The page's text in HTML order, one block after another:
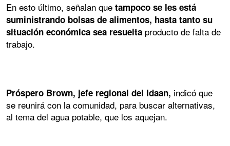
En esto último, señalan que tampoco se les está
suministrando bolsas de alimentos, hasta tanto su
situación económica sea resuelta producto de falta de
trabajo.
Próspero Brown, jefe regional del Idaan, indicó que
se reunirá con la comunidad, para buscar alternativas,
al tema del agua potable, que los aquejan.